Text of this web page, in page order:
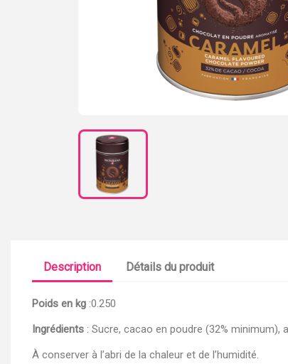
Description Détails du produit
Poids en kg :0.250
Ingrédients : Sucre, cacao en poudre (32%
À conserver à l’abri de la chaleur et de l’humidité.